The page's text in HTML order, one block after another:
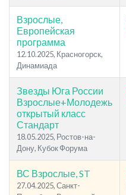
Взрослые,
Европейская
программа
12.10.2025, Красногорск,
Динамиада
Звезды Юга России
Взрослые+Молодежь
открытый класс
Стандарт
18.05.2025, Ростов-на-
Дону, Кубок Форума
ВС Взрослые, ST
27.04.2025, Санкт-